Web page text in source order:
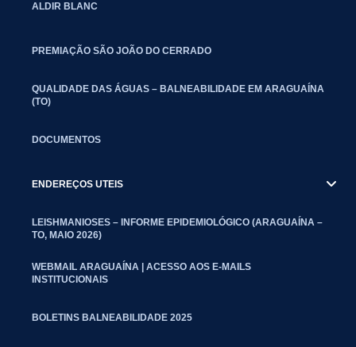
ALDIR BLANC
PREMIAÇÃO SÃO JOÃO DO CERRADO
QUALIDADE DAS ÁGUAS – BALNEABILIDADE EM ARAGUAÍNA
(TO)
DOCUMENTOS
ENDEREÇOS UTEIS
LEISHMANIOSES – INFORME EPIDEMIOLÓGICO (ARAGUAÍNA –
TO, MAIO 2026)
WEBMAIL ARAGUAÍNA | ACESSO AOS E-MAILS
INSTITUCIONAIS
BOLETINS BALNEABILIDADE 2025